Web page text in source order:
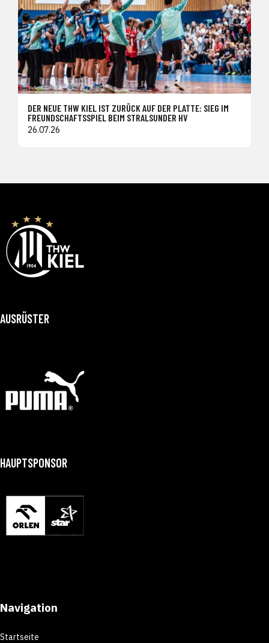
DER NEUE THW KIEL IST ZURÜCK AUF DER PLATTE: SIEG IM
FREUNDSCHAFTSSPIEL BEIM STRALSUNDER HV
26.07.26
AUSRÜSTER
HAUPTSPONSOR
Navigation
Startseite